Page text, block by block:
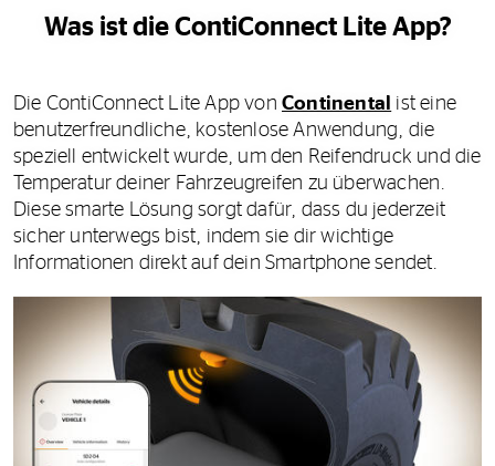
Was ist die ContiConnect Lite App?
Die ContiConnect Lite App von Continental
ist eine
benutzerfreundliche, kostenlose Anwendung, die
speziell entwickelt wurde, um den Reifendruck und die
Temperatur deiner Fahrzeugreifen zu überwachen.
Diese smarte Lösung sorgt dafür, dass du jederzeit
sicher unterwegs bist, indem sie dir wichtige
Informationen direkt auf dein Smartphone sendet.